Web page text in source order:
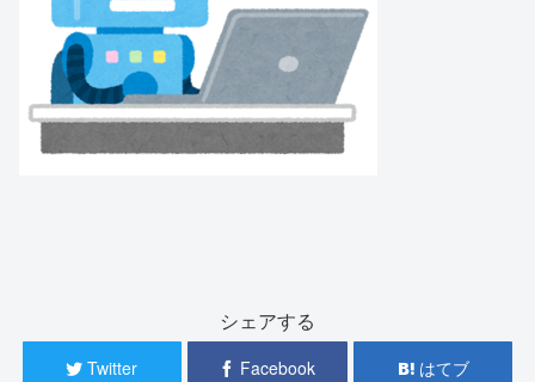
シェアする
Twitter Facebook はてブ